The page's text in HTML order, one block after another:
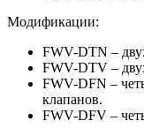
Модификации:
FWV-DTN –
FWV-DTV –
FWV-DFN –
клапанов.
FWV-DFV –